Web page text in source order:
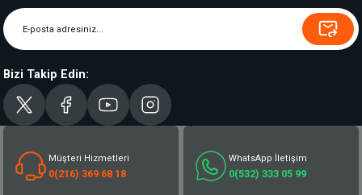
Bizi Takip Edin:
Müşteri Hizmetleri
0(216) 369 68 18
WhatsApp İletişim
0(532) 333 05 99